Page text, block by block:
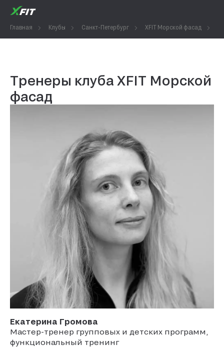
Главная Клубы Санкт-Петербург XFIT Морской фасад
Тренеры клуба XFIT Морской
фасад
Екатерина Громова
Мастер-тренер групповых и детских программ,
функциональный тренинг